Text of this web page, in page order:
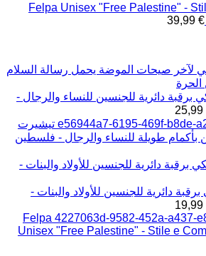
Felpa Unisex "Free Palestine" -
39,99 €
دائرية للجنسين للنساء والرجال -
25,99
تيشيرت
بأكمام طويلة للنساء والرجال - فلسطين
دائرية للجنسين للأولاد والبنات -
19,99
Felpa
Unisex "Free Palestine" - Stile e